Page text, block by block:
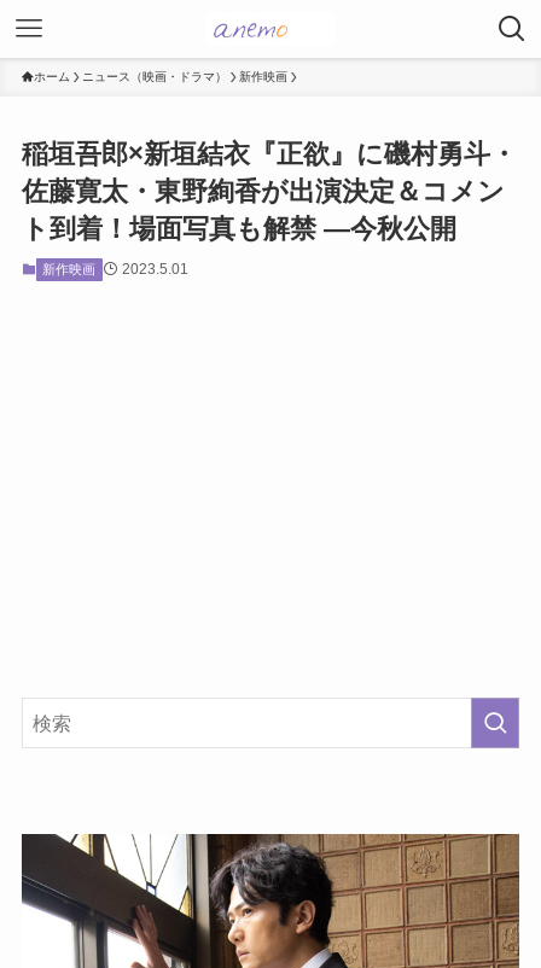
ホーム ニュース（映画・ドラマ） 新作映画
稲垣吾郎×新垣結衣『正欲』に磯村勇斗・
佐藤寛太・東野絢香が出演決定＆コメン
ト到着！場面写真も解禁 ―今秋公開
新作映画 2023.5.01